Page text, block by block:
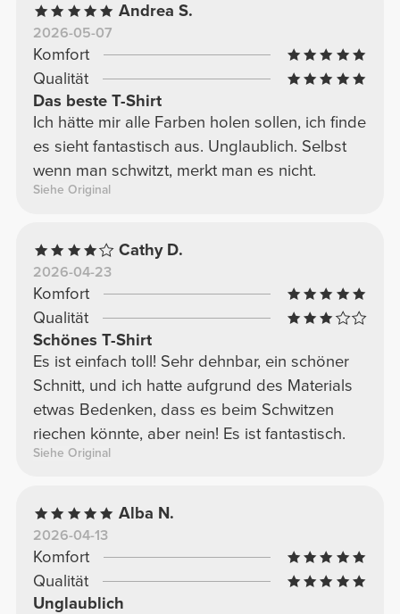
Andrea S.
2026-05-07
Komfort
Qualität
Das beste T-Shirt
Ich hätte mir alle Farben holen sollen, ich finde
es sieht fantastisch aus. Unglaublich. Selbst
wenn man schwitzt, merkt man es nicht.
Siehe Original
Cathy D.
2026-04-23
Komfort
Qualität
Schönes T-Shirt
Es ist einfach toll! Sehr dehnbar, ein schöner
Schnitt, und ich hatte aufgrund des Materials
etwas Bedenken, dass es beim Schwitzen
riechen könnte, aber nein! Es ist fantastisch.
Siehe Original
Alba N.
2026-04-13
Komfort
Qualität
Unglaublich